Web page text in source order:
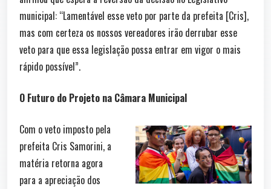
municipal: “Lamentável esse veto por parte da prefeita [Cris],
mas com certeza os nossos vereadores irão derrubar esse
veto para que essa legislação possa entrar em vigor o mais
rápido possível”.
O Futuro do Projeto na Câmara Municipal
Com o veto imposto pela
prefeita Cris Samorini, a
matéria retorna agora
para a apreciação dos